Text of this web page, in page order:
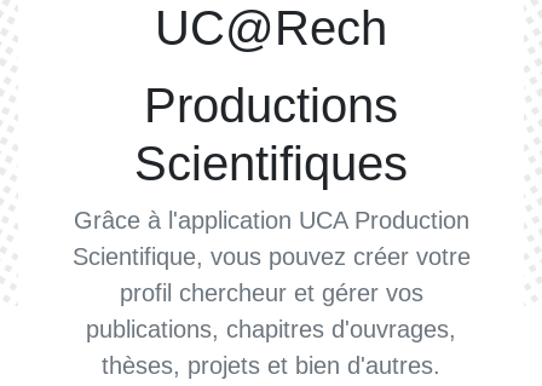
UC@Rech
Productions
Scientifiques
Grâce à l'application UCA Production
Scientifique, vous pouvez créer votre
profil chercheur et gérer vos
publications, chapitres d'ouvrages,
thèses, projets et bien d'autres.